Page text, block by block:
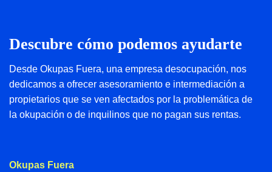
Descubre cómo podemos ayudarte
Desde Okupas Fuera, una empresa desocupación, nos
dedicamos a ofrecer asesoramiento e intermediación a
propietarios que se ven afectados por la problemática de
la okupación o de inquilinos que no pagan sus rentas.
Okupas Fuera